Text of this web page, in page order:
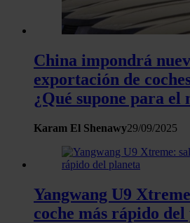
China impondrá
exportación de
¿Qué supone para el
Karam El Shenawy29/09/2025
Yangwang U9
coche más rápido del